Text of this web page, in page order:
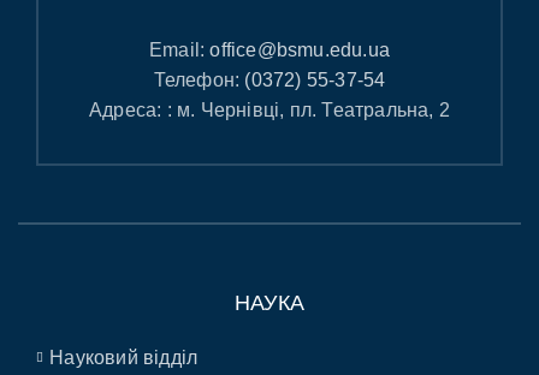
Email:office@bsmu.edu.ua
Телефон: (0372) 55-37-54
Адреса: : м. Чернівці, пл. Театральна, 2
НАУКА
Науковий відділ